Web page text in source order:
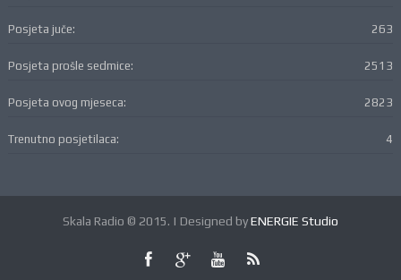
263
Posjeta juče:
2513
Posjeta prošle sedmice:
2823
Posjeta ovog mjeseca:
4
Trenutno posjetilaca:
Skala Radio © 2015. | Designed byENERGIE Studio